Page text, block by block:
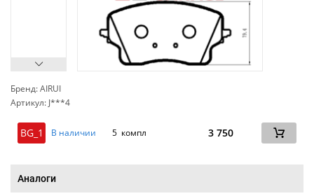
Бренд: AIRUI
Артикул: J***4
BG_1 В наличии 5 компл 3 750
Аналоги